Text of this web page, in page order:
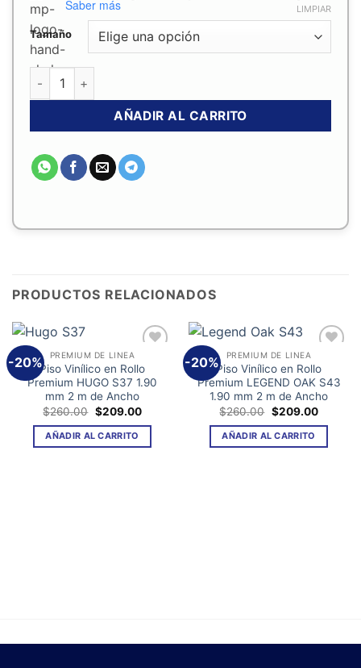
hasta
Saber más
Tamaño
LIMPIAR
Pegamento para Piso Vinilico y Alfombra Capitol MP340
AÑADIR AL CARRITO
PRODUCTOS RELACIONADOS
-20%
Añadir
a la
lista de
deseos
PREMIUM DE LINEA
Piso Vinílico en Rollo
Premium HUGO S37 1.90
mm 2 m de Ancho
$260.00 El
precio
original
era:
$260.00.
$209.00El
actual
$209.00.
AÑADIR AL CARRITO
-20%
Añadir
a la
lista de
deseos
PREMIUM DE LINEA
Piso Vinílico en Rollo
Premium LEGEND OAK S43
1.90 mm 2 m de Ancho
$260.00 El
precio
original
era:
$260.00.
$209.00El
actual
AÑADIR AL CARRITO